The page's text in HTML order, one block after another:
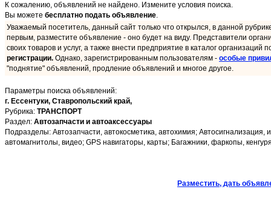
К сожалению, объявлений не найдено. Измените условия поиска.
Вы можете бесплатно подать объявление.
Уважаемый посетитель, данный сайт только что открылся, в данной
первым, разместите объявление - оно будет на виду. Представители
своих товаров и услуг, а также внести предприятие в каталог организаций
регистрации. Однако, зарегистрированным пользователям - особые
"поднятие" объявлений, продление объявлений и многое другое.
Параметры поиска объявлений:
г. Ессентуки, Ставропольский край,
Рубрика: ТРАНСПОРТ
Раздел: Автозапчасти и автоаксессуары
Подразделы: Автозапчасти, автокосметика, автохимия;
автомагнитолы, видео; GPS навигаторы, карты; Багажники, фаркопы,
Разместить, дать